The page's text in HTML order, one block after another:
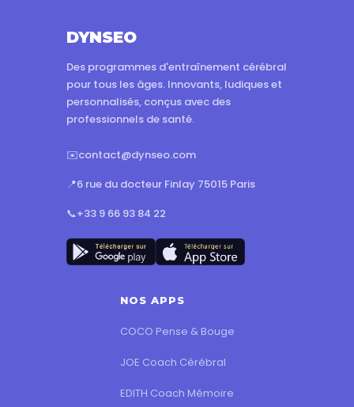
DYNSEO
Des programmes d'entraînement cérébral
pour tous les âges. Innovants, ludiques et
personnalisés, conçus avec des
professionnels de santé.
✉️contact@dynseo.com
📍6 rue du docteur Finlay 75015 Paris
📞+33 9 66 93 84 22
NOS APPS
COCO Pense & Bouge
JOE Coach Cérébral
EDITH Coach Mémoire